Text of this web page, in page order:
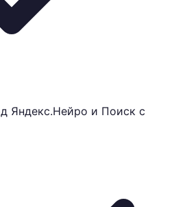
Яндекс.Нейро и Поиск с